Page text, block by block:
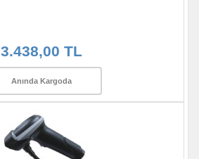
3.438,00 TL
Anında Kargoda